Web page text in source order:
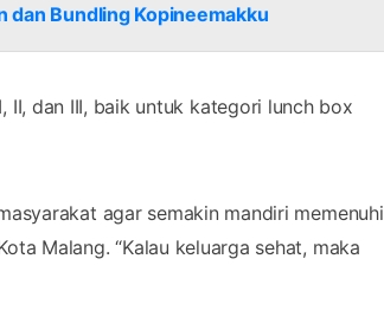
dan Bundling Kopineemakku
II, dan III, baik untuk kategori lunch box
agar semakin mandiri memenuhi
Malang. “Kalau keluarga sehat, maka